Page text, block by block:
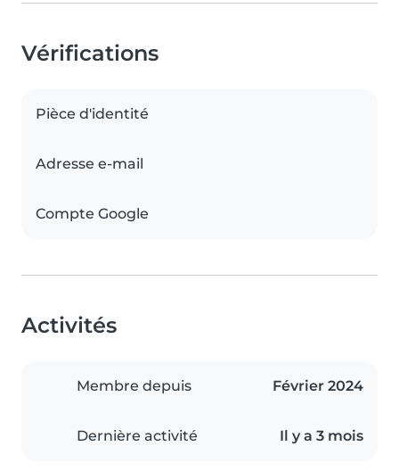
Vérifications
Pièce d'identité
Adresse e-mail
Compte Google
Activités
Membre depuis Février 2024
Dernière activité Il y a 3 mois